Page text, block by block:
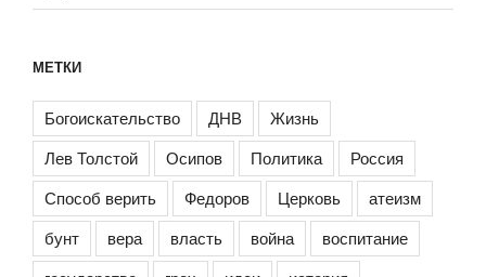
МЕТКИ
Богоискательство ДНВ
Жизнь
Лев Толстой
Осипов Политика
Россия
Способ верить
Федоров Церковь
атеизм
бунт
вера власть война
воспитание